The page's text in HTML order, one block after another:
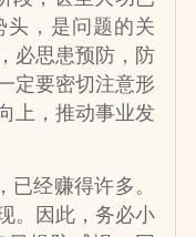
头，是问题的关
必思患预防，防
定要密切注意形
上，推动事业发
已经赚得许多。
。因此，务必小